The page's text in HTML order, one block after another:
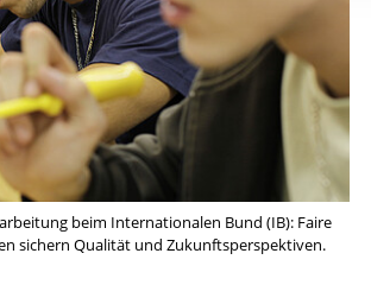
sich nicht auf notwendige Cookies, die
somit gewünschten Website-Funktionen
und daher unabhängig von einer
beim Internationalen Bund (IB): Faire
sichern Qualität und Zukunftsperspektiven.